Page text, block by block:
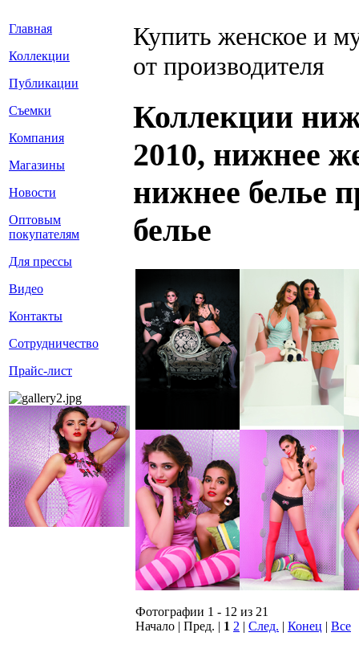
Главная
Коллекции
Публикации
Съемки
Компания
Магазины
Новости
Оптовым
покупателям
Для прессы
Видео
Контакты
Сотрудничество
Прайс-лист
Купить женское и
от производителя
Коллекции
2010, нижнее
нижнее белье
белье
Фотографии 1 - 12 из 21
Начало | Пред. | 1 2 | След. | Конец | Все